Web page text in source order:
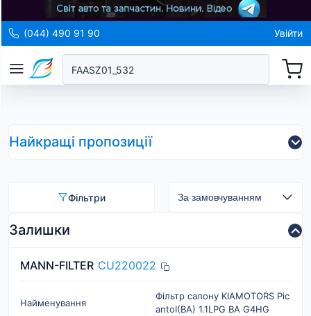
(044) 490 91 90 Увійти
Найкращі пропозиції
Фільтри
Залишки
MANN-FILTER CU220022
Найменування
Фільтр салону KIAMOTORS Pic
antoI(BA) 1.1LPG BA G4HG